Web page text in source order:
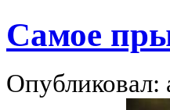
Самое
Опубликовал: